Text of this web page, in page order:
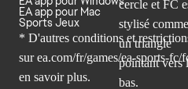
EA app pour Mac
Sports Jeux
* D'autres conditions et
sur ea.com/fr/games/ea-sports-fc/
en savoir plus.